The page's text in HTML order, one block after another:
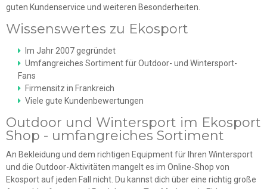
guten Kundenservice und weiteren Besonderheiten.
Wissenswertes zu Ekosport
Im Jahr 2007 gegründet
Umfangreiches Sortiment für Outdoor- und Wintersport-
Fans
Firmensitz in Frankreich
Viele gute Kundenbewertungen
Outdoor und Wintersport im Ekosport
Shop - umfangreiches Sortiment
An Bekleidung und dem richtigen Equipment für Ihren Wintersport
und die Outdoor-Aktivitäten mangelt es im Online-Shop von
Ekosport auf jeden Fall nicht. Du kannst dich über eine richtig große